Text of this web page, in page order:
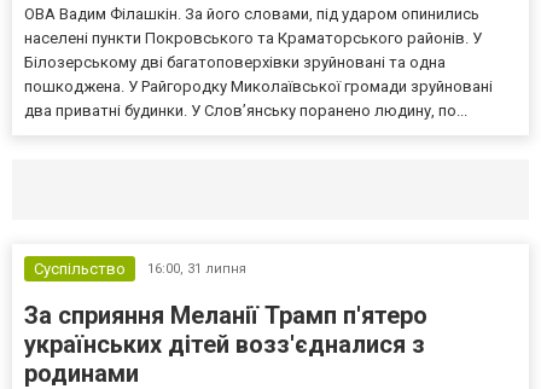
ОВА Вадим Філашкін. За його словами, під ударом опинились
населені пункти Покровського та Краматорського районів. У
Білозерському дві багатоповерхівки зруйновані та одна
пошкоджена. У Райгородку Миколаївської громади зруйновані
два приватні будинки. У Слов’янську поранено людину, по...
Суспільство 16:00, 31 липня
За сприяння Меланії Трамп п'ятеро
українських дітей возз'єдналися з
родинами